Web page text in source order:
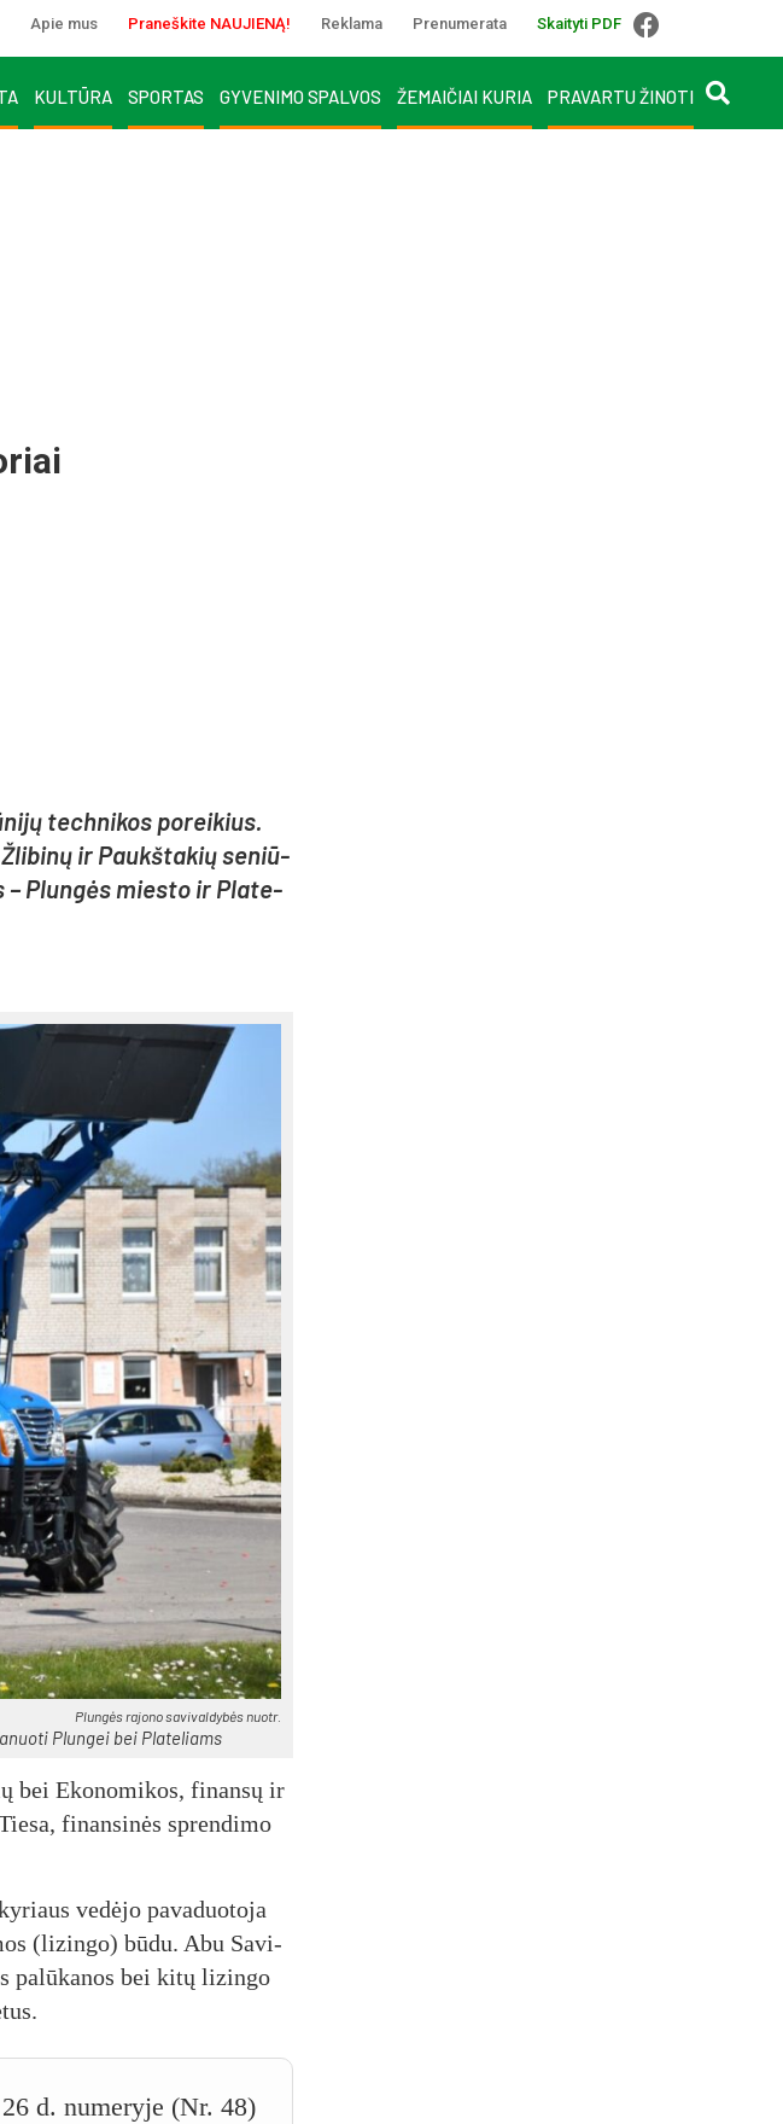
Apie mus Praneškite NAUJIENĄ! Reklama Prenumerata Skaityti PDF
KULTŪRA SPORTAS GYVENIMO SPALVOS ŽEMAIČIAI KURIA PRAVARTU ŽINOTI
tech­ni­kos po­rei­kius.
ir Paukš­ta­kių se­niū­
– Plun­gės mies­to ir Pla­te­
Plun­gės ra­jo­no sa­vi­val­dy­bės nuo­tr.
Plun­gei bei Pla­te­liams
bei Eko­no­mi­kos, fi­nan­sų ir
fi­nan­si­nės spren­di­mo
ve­dė­jo pa­va­duo­to­ja
(li­zin­go) bū­du. Abu Sa­vi­
pa­lū­ka­nos bei ki­tų li­zin­go
d. numeryje (Nr. 48)